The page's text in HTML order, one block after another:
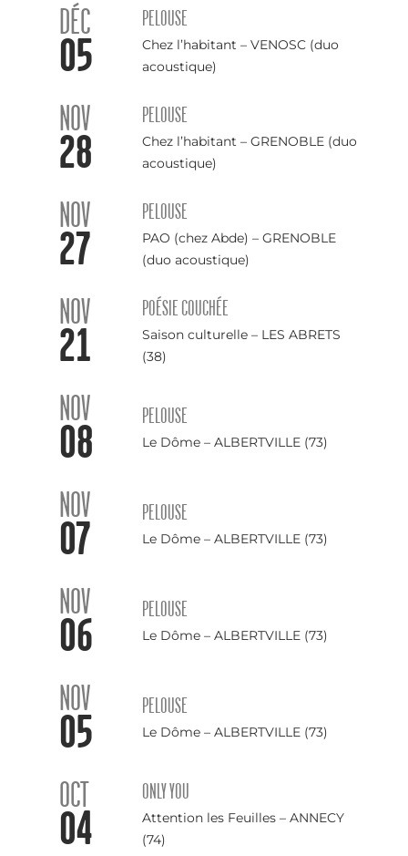
DÉC
05
PELOUSE
Chez l’habitant – VENOSC (duo
acoustique)
NOV
28
PELOUSE
Chez l’habitant – GRENOBLE (duo
acoustique)
NOV
27
PELOUSE
PAO (chez Abde) – GRENOBLE
(duo acoustique)
NOV
21
POÉSIE COUCHÉE
Saison culturelle – LES ABRETS
(38)
NOV
08 PELOUSE
Le Dôme – ALBERTVILLE (73)
NOV
07 PELOUSE
Le Dôme – ALBERTVILLE (73)
NOV
06 PELOUSE
Le Dôme – ALBERTVILLE (73)
NOV
05 PELOUSE
Le Dôme – ALBERTVILLE (73)
OCT
04
ONLY YOU
Attention les Feuilles – ANNECY
(74)